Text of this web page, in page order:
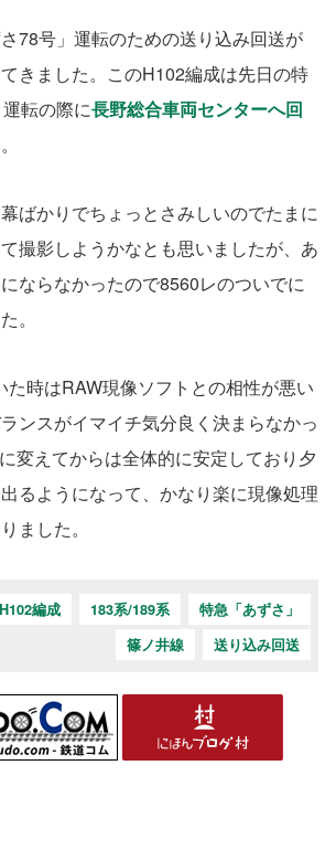
78号」運転のための送り込み回送が
きました。このH102編成は先日の特
転の際に長野総合車両センターへ回
ばかりでちょっとさみしいのでたまに
撮影しようかなとも思いましたが、あ
ならなかったので8560レのついでに
。
時はRAW現像ソフトとの相性が悪い
ンスがイマイチ気分良く決まらなかっ
変えてからは全体的に安定しており夕
るようになって、かなり楽に現像処理
ました。
編成 183系/189系
特急「あずさ」
篠ノ井線
送り込み回送